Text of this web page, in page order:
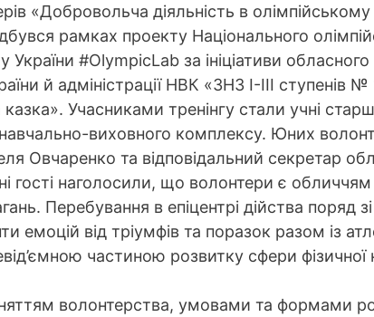
«Добровольча діяльність в олімпійському
рамках проекту Національного
України #OlympicLab за ініціативи обласного
й адміністрації НВК «ЗНЗ І-ІІІ ступенів
казка». Учасниками тренінгу стали учні
виховного комплексу. Юних
Овчаренко та відповідальний секретар
гості наголосили, що волонтери є обличчям
Перебування в епіцентрі дійства поряд зі
емоцій від тріумфів та поразок разом із
частиною розвитку сфери фізичної
волонтерства, умовами та формами